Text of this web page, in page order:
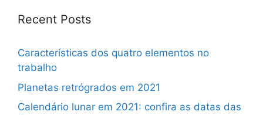
Recent Posts
Características dos quatro elementos no
trabalho
Planetas retrógrados em 2021
Calendário lunar em 2021: confira as datas das